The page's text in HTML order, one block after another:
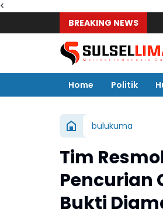
<
BREAKING NEWS
Home
Politik
bulukuma
Tim
Pencurian
Bukti